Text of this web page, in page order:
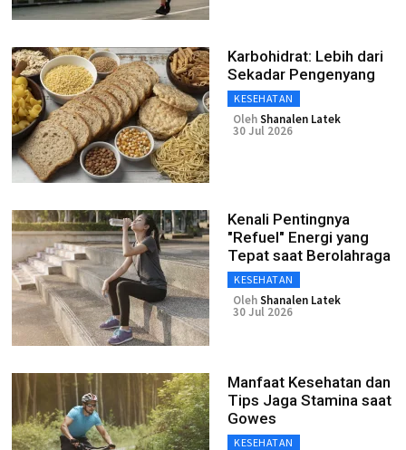
Karbohidrat: Lebih dari
Sekadar Pengenyang
KESEHATAN
OlehShanalen Latek
30 Jul 2026
Kenali Pentingnya
"Refuel" Energi yang
Tepat saat Berolahraga
KESEHATAN
OlehShanalen Latek
30 Jul 2026
Manfaat Kesehatan dan
Tips Jaga Stamina saat
Gowes
KESEHATAN